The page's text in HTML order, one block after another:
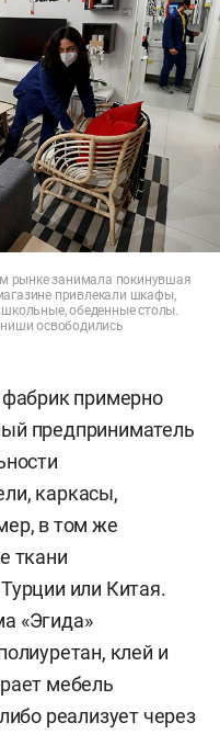
рынке занимала покинувшая
привлекали шкафы,
обеденные столы.
ниши освободились
фабрик примерно
предприниматель
каркасы,
в том же
ткани
или Китая.
«Эгида»
клей и
мебель
реализует через